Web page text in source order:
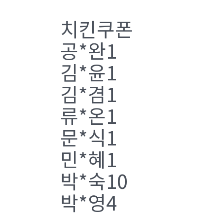
치킨쿠폰
공*완1
김*윤1
김*겸1
류*온1
문*식1
민*혜1
박*숙10
박*영4